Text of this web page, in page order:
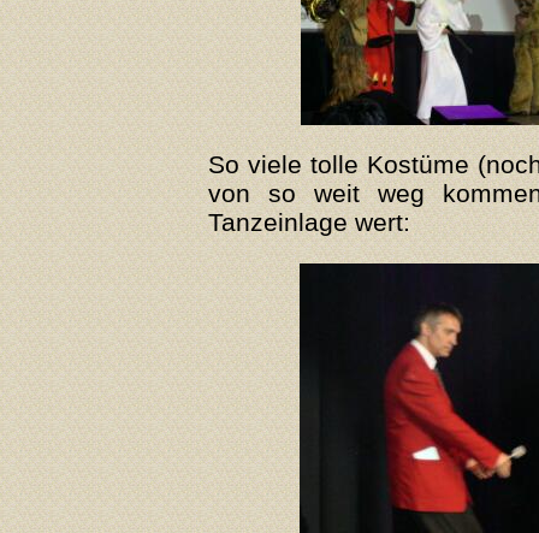
So viele tolle Kostüme
von so weit weg
Tanzeinlage wert: